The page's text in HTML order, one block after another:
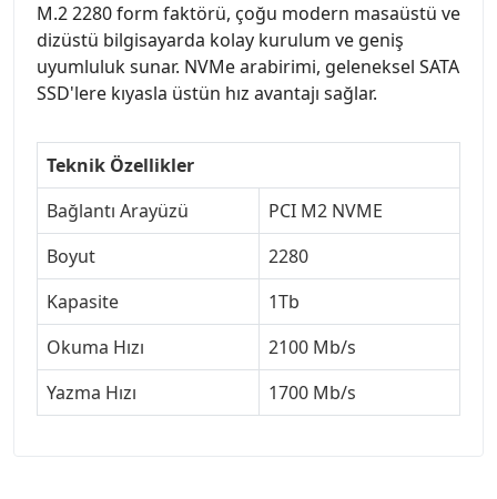
M.2 2280 form faktörü, çoğu modern masaüstü ve
dizüstü bilgisayarda kolay kurulum ve geniş
uyumluluk sunar. NVMe arabirimi, geleneksel SATA
SSD'lere kıyasla üstün hız avantajı sağlar.
Teknik Özellikler
Bağlantı Arayüzü
PCI M2 NVME
Boyut
2280
Kapasite
1Tb
Okuma Hızı
2100 Mb/s
Yazma Hızı
1700 Mb/s